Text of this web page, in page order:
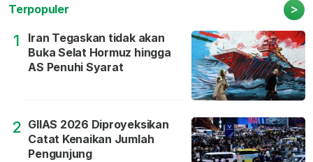
Terpopuler >
1
Iran Tegaskan tidak akan
Buka Selat Hormuz hingga
AS Penuhi Syarat
2 GIIAS 2026 Diproyeksikan
Catat Kenaikan Jumlah
Pengunjung